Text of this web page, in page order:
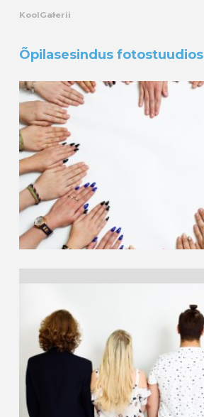
KoolGalerii
Õpilasesindus fotostuudios